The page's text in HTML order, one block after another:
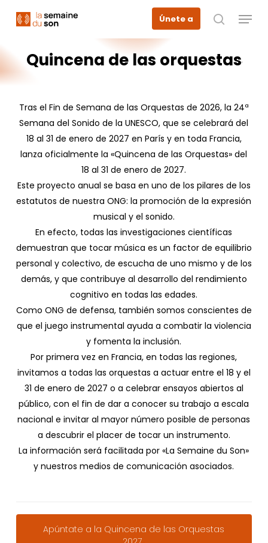
content
Únete a
busque en
Menu
Quincena de las orquestas
Tras el Fin de Semana de las Orquestas de 2026, la 24ª
Semana del Sonido de la UNESCO, que se celebrará del
18 al 31 de enero de 2027 en París y en toda Francia,
lanza oficialmente la «Quincena de las Orquestas» del
18 al 31 de enero de 2027.
Este proyecto anual se basa en uno de los pilares de los
estatutos de nuestra ONG: la promoción de la expresión
musical y el sonido.
En efecto, todas las investigaciones científicas
demuestran que tocar música es un factor de equilibrio
personal y colectivo, de escucha de uno mismo y de los
demás, y que contribuye al desarrollo del rendimiento
cognitivo en todas las edades.
Como ONG de defensa, también somos conscientes de
que el juego instrumental ayuda a combatir la violencia
y fomenta la inclusión.
Por primera vez en Francia, en todas las regiones,
invitamos a todas las orquestas a actuar entre el 18 y el
31 de enero de 2027 o a celebrar ensayos abiertos al
público, con el fin de dar a conocer su trabajo a escala
nacional e invitar al mayor número posible de personas
a descubrir el placer de tocar un instrumento.
La información será facilitada por «La Semaine du Son»
y nuestros medios de comunicación asociados.
Apúntate a la Quincena de las Orquestas